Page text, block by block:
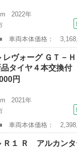
2022年
： レヴォーグ ■ グレ
インチナビ ＥＴＣ
レヴォーグ ＧＴ
タイヤ４本交換
円
2021年
： レヴォーグ ■ グレ
タイヤ４本交換付 １
Ｒ１ Ｒ アルカン